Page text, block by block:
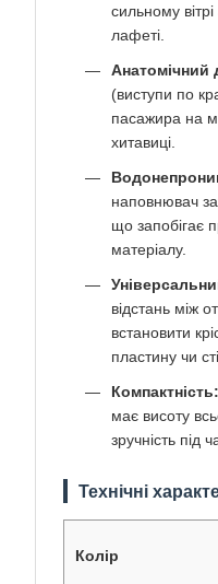
сильному
лафеті.
Анатомічний
(виступи по
пасажира на
хитавиці.
наповнювач
що запобігає
матеріалу.
відстань між
встановити
пластину чи
Компактність:
має висоту
зручність під
Технічні
Колір